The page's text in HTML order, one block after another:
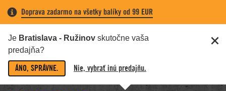
Doprava zadarmo na všetky balíky od 99 EUR
Je Bratislava - Ružinov skutočne vaša
predajňa?
ÁNO, SPRÁVNE. Nie, vybrať inú predajňu.